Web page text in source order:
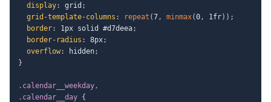
display: grid ;
grid-template-columns : repeat (7, minmax(0, 1fr) ) ;
border: 1px solid #d7deea;
border-radius : 8px;
overflow: hidden;
}
.calendar__weekday,
.calendar__day {